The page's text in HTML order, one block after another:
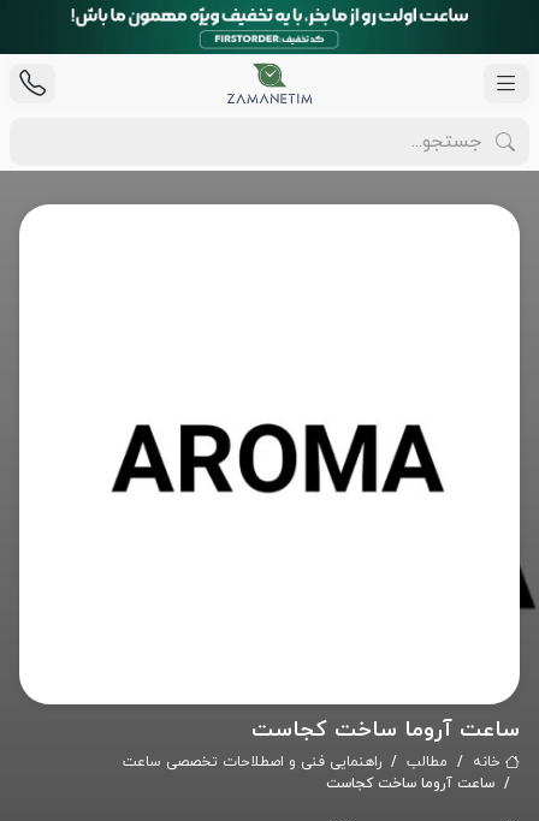
ساعت آروما ساخت کجاست
خانه مطالب
راهنمایی فنی و اصطلاحات تخصصی ساعت
ساعت آروما ساخت کجاست